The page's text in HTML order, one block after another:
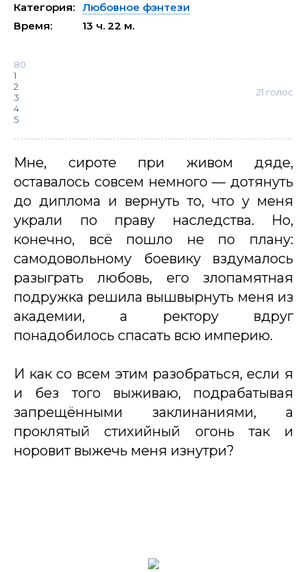
Категория: Любовное фэнтези
Время:
13 ч. 22 м.
80
1
2
3
4
5
21 голос
Мне, сироте при живом дяде,
оставалось совсем немного — дотянуть
до диплома и вернуть то, что у меня
украли по праву наследства. Но,
конечно, всё пошло не по плану:
самодовольному боевику вздумалось
разыграть любовь, его злопамятная
подружка решила вышвырнуть меня из
академии, а ректору вдруг
понадобилось спасать всю империю.
И как со всем этим разобраться, если я
и без того выживаю, подрабатывая
запрещёнными заклинаниями, а
проклятый стихийный огонь так и
норовит выжечь меня изнутри?